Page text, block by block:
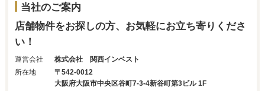
当社のご案内
店舗物件をお探しの方、お気軽にお立ち寄りくださ
い！
運営会社
株式会社 関西インベスト
所在地
〒542-0012
大阪府大阪市中央区谷町7-3-4新谷町第3ビル 1F